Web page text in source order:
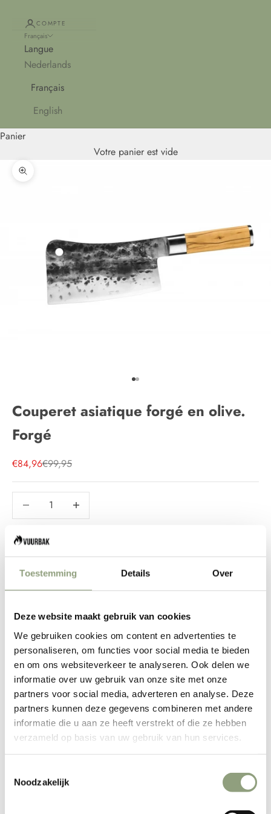
Toestemming Details Over
Deze website maakt gebruik van cookies
We gebruiken cookies om content en advertenties te
personaliseren, om functies voor social media te bieden
en om ons websiteverkeer te analyseren. Ook delen we
informatie over uw gebruik van onze site met onze
partners voor social media, adverteren en analyse. Deze
partners kunnen deze gegevens combineren met andere
informatie die u aan ze heeft verstrekt of die ze hebben
verzameld op basis van uw gebruik van hun services.
Noodzakelijk
COMPTE
Français
Langue
Nederlands
Français
English
Panier
Votre panier est vide
Zoomer sur l'image
Aller à l'élément 1
Aller à l'élément 2
Couperet asiatique forgé en olive.
Forgé
Prix de vente
€84,96Prix normal
€99,95
Diminuer la quantitéDiminuer la quantité
La hache brutale, le couperet asiatique. L'outil parfait
Le couperet asiatique forgé olive | hachoir | La hachette a
un aspect très robuste du fait de la finition de la lame de la
hachette.
Le couteau à découper est en acier inoxydable avec un
manche en bois d'olivier et est fabriqué à la main. La lame a
une épaisseur de 4 mm et ne passe pas au lave-vaisselle